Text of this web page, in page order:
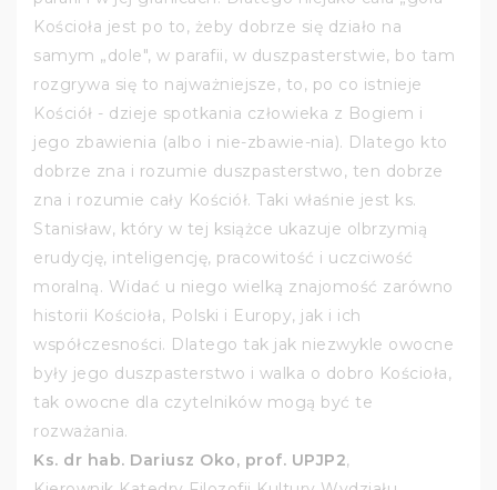
Kościoła jest po to, żeby dobrze się działo na
samym „dole", w parafii, w duszpasterstwie, bo tam
rozgrywa się to najważniejsze, to, po co istnieje
Kościół - dzieje spotkania człowieka z Bogiem i
jego zbawienia (albo i nie-zbawie-nia). Dlatego kto
dobrze zna i rozumie duszpasterstwo, ten dobrze
zna i rozumie cały Kościół. Taki właśnie jest ks.
Stanisław, który w tej książce ukazuje olbrzymią
erudycję, inteligencję, pracowitość i uczciwość
moralną. Widać u niego wielką znajomość zarówno
historii Kościoła, Polski i Europy, jak i ich
współczesności. Dlatego tak jak niezwykle owocne
były jego duszpasterstwo i walka o dobro Kościoła,
tak owocne dla czytelników mogą być te
rozważania.
Ks. dr hab. Dariusz Oko, prof. UPJP2,